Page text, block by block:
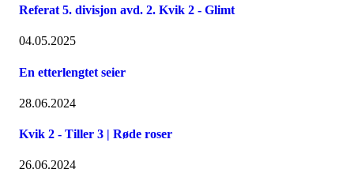
Referat 5. divisjon avd. 2. Kvik 2 - Glimt
04.05.2025
En etterlengtet seier
28.06.2024
Kvik 2 - Tiller 3 | Røde roser
26.06.2024